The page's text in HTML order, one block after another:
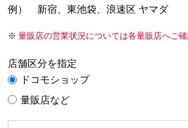
例） 新宿、東池袋、浪速区 ヤマダ
量販店の営業状況については各量販店へご確
店舗区分を指定
ドコモショップ
量販店など